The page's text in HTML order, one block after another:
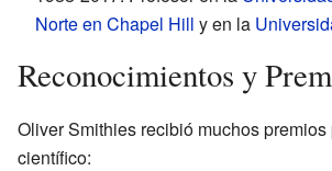
Norte en Chapel Hill y en la
Reconocimientos y
Oliver Smithies recibió muchos
científico: